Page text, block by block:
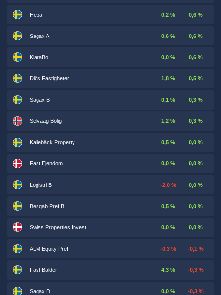
Heba 0,2 % 0,6 %
Sagax A 0,6 % 0,6 %
KlaraBo 0,0 % 0,6 %
Diös Fastigheter 1,8 % 0,5 %
Sagax B 0,1 % 0,3 %
Selvaag Bolig 1,2 % 0,3 %
Kallebäck Property 0,5 % 0,0 %
Fast Ejendom 0,0 % 0,0 %
Logistri B -2,0 % 0,0 %
Besqab Pref B 0,5 % 0,0 %
Swiss Properties Invest 0,0 % 0,0 %
ALM Equity Pref -0,3 % -0,1 %
Fast Balder 4,3 % -0,3 %
Sagax D 0,0 % -0,3 %